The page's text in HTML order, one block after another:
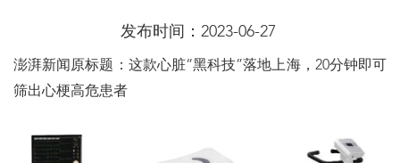
发布时间：2023-06-27
澎湃新闻原标题：这款心脏“黑科技”落地上海，20分钟即可
筛出心梗高危患者